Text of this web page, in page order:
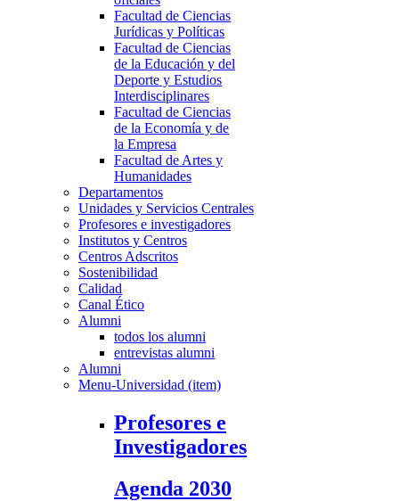
Facultad de Ciencias
Jurídicas y Políticas
Facultad de Ciencias
de la Educación y del
Deporte y Estudios
Interdisciplinares
Facultad de Ciencias
de la Economía y de
la Empresa
Facultad de Artes y
Humanidades
Departamentos
Unidades y Servicios Centrales
Profesores e investigadores
Institutos y Centros
Centros Adscritos
Sostenibilidad
Calidad
Canal Ético
Alumni
todos los alumni
entrevistas alumni
Alumni
Menu-Universidad (item)
Profesores e
Investigadores
Agenda 2030